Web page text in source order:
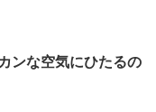
ンな空気にひたるの